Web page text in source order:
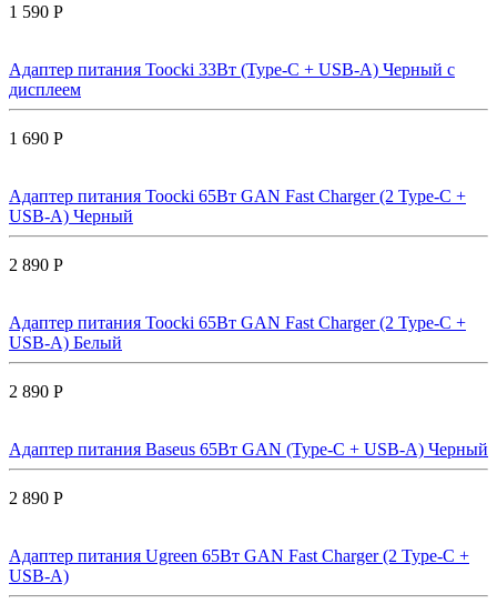
1 590 Р
Адаптер питания Toocki 33Вт (Type-C + USB-A) Черный с
дисплеем
1 690 Р
Адаптер питания Toocki 65Вт GAN Fast Charger (2 Type-C +
USB-A) Черный
2 890 Р
Адаптер питания Toocki 65Вт GAN Fast Charger (2 Type-C +
USB-A) Белый
2 890 Р
Адаптер питания Baseus 65Вт GAN (Type-C + USB-A) Черный
2 890 Р
Адаптер питания Ugreen 65Вт GAN Fast Charger (2 Type-C +
USB-A)